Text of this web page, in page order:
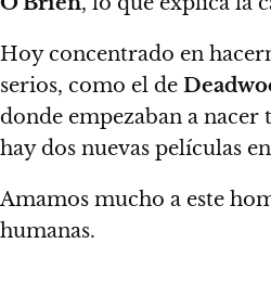
Hoy concentrado en
serios, como el de
donde empezaban a nacer
hay dos nuevas películas
Amamos mucho a este
humanas.